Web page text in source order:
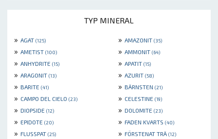
TYP MINERAL
» AGAT (125) » AMAZONIT (35)
» AMETIST (100) » AMMONIT (64)
» ANHYDRITE (15) » APATIT (15)
» ARAGONIT (13) » AZURIT (58)
» BARITE (41) » BÄRNSTEN (21)
» CAMPO DEL CIELO (23) » CELESTINE (19)
» DIOPSIDE (12) » DOLOMITE (23)
» EPIDOTE (20) » FADEN KVARTS (40)
» FLUSSPAT (25) » FÖRSTENAT TRÄ (12)